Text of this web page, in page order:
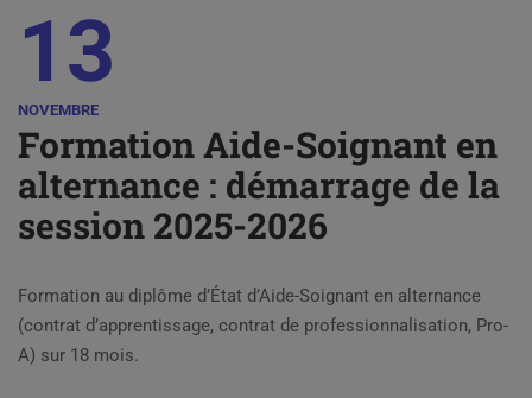
13
NOVEMBRE
Formation Aide-Soignant en
alternance : démarrage de la
session 2025-2026
Formation au diplôme d’État d’Aide-Soignant en alternance
(contrat d’apprentissage, contrat de professionnalisation, Pro-
A) sur 18 mois.